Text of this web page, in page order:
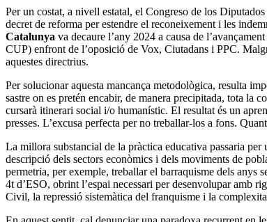
Per un costat, a nivell estatal, el Congreso de los
decret de reforma per estendre el reconeixement i les
Catalunya va decaure l’any 2024 a causa de
CUP) enfront de l’oposició de Vox, Ciutadans i PPC.
aquestes directrius.
Per solucionar aquesta mancança metodològica, resulta
sastre on es pretén encabir, de manera precipitada, tota la
cursarà itinerari social i/o humanístic. El resultat és un
presses. L’excusa perfecta per no treballar-los a fons.
La millora substancial de la pràctica educativa passaria
descripció dels sectors econòmics i dels moviments de
permetria, per exemple, treballar el barraquisme dels anys
4t d’ESO, obrint l’espai necessari per desenvolupar amb
Civil, la repressió sistemàtica del franquisme i la